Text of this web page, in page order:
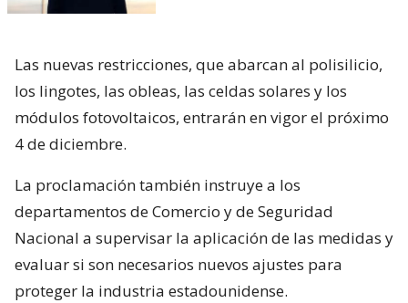
Las nuevas restricciones, que abarcan al polisilicio,
los lingotes, las obleas, las celdas solares y los
módulos fotovoltaicos, entrarán en vigor el próximo
4 de diciembre.
La proclamación también instruye a los
departamentos de Comercio y de Seguridad
Nacional a supervisar la aplicación de las medidas y
evaluar si son necesarios nuevos ajustes para
proteger la industria estadounidense.